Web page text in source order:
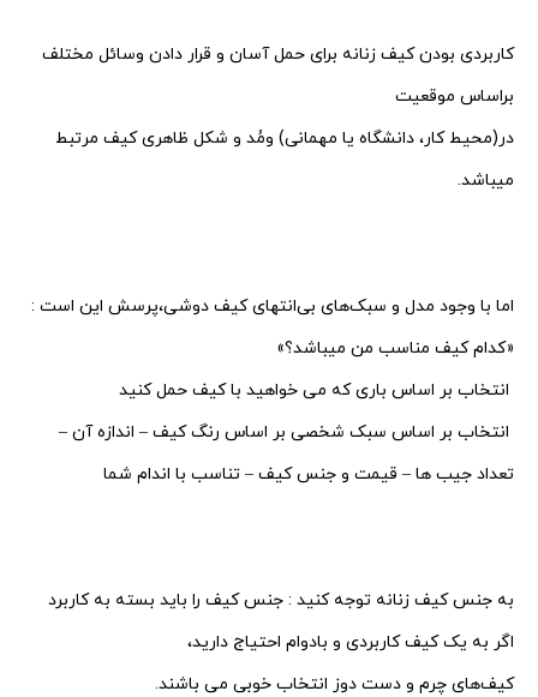
کاربردی بودن کیف زنانه برای حمل آسان و قرار دادن وسائل مختلف
براساس موقعیت
در(محیط کار، دانشگاه یا مهمانی) ومُد و شکل ظاهری کیف مرتبط
میباشد.
اما با وجود مدل و سبک‌های بی‌انتهای کیف دوشی،پرسش این است :
«کدام کیف مناسب من میباشد؟»
انتخاب بر اساس باری که می خواهید با کیف حمل کنید
انتخاب بر اساس سبک شخصی بر اساس رنگ کیف – اندازه آن –
تعداد جیب ها – قیمت و جنس کیف – تناسب با اندام شما
به جنس کیف زنانه توجه کنید : جنس کیف را باید بسته به کاربرد
اگر به یک کیف کاربردی و بادوام احتیاج دارید،
کیف‌های چرم و دست‌ دوز انتخاب خوبی می باشند.